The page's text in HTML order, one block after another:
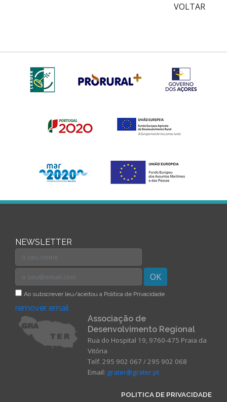
VOLTAR
NEWSLETTER
OK
Ao subscrever leu/aceitou a Política de Privacidade
remover email
Associação de
Desenvolvimento Regional
Rua do Hospital 19, 9760-475 Praia da
Vitória
Telf. 295 902 067 / 295 902 068
Email: grater@grater.pt
POLITICA DE PRIVACIDADE